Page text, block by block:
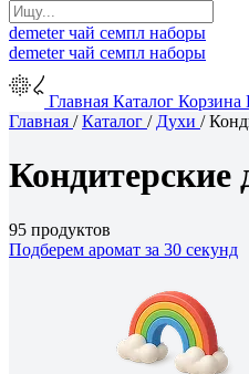
demeterчай семпл наборы
demeterчай семпл наборы
Главная Каталог Корзина
Главная /Каталог / Духи /
Кондитерские
95 продуктов
Подберем аромат за 30 секунд